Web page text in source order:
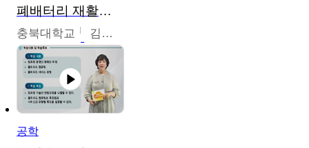
폐배터리 재활용 공학
충북대학교 김영재,최진섭,한성수,한요셉,윤문수,박유세,강동우,박민준,이동주,조채용
공학